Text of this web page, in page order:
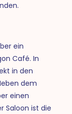
ein
Café. In
in den
dem
einen
Saloon ist die